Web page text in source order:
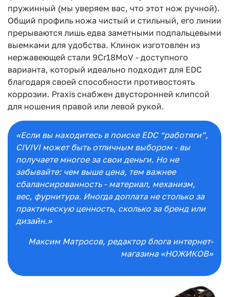
пружинный (мы уверяем вас, что этот нож ручной).
Общий профиль ножа чистый и стильный, его линии
прерываются лишь едва заметными подпальцевыми
выемками для удобства. Клинок изготовлен из
нержавеющей стали 9Cr18MoV - доступного
варианта, который идеально подходит для EDC
благодаря своей способности противостоять
коррозии. Praxis снабжен двусторонней клипсой
для ношения правой или левой рукой.
«Если вы находитесь в поиске EDC “работяги”,
CIVIVI может быть отличным выбором - вы
получаете многое за свои деньги. Но не
забывайте: чем выше цена, тем важнее
сбалансированность - материал, механизм,
вес, фурнитура. Иногда доплата не столько за
практическую ценность, сколько за бренд или
дизайн.»
Максим Матросов, редактор блога интернет-
магазина «НОЖИКОВ»